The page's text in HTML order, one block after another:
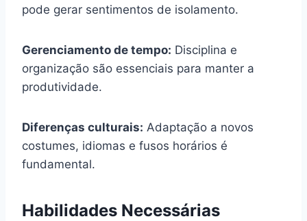
pode gerar sentimentos de isolamento.
Gerenciamento de tempo: Disciplina e
organização são essenciais para manter a
produtividade.
Diferenças culturais: Adaptação a novos
costumes, idiomas e fusos horários é
fundamental.
Habilidades Necessárias